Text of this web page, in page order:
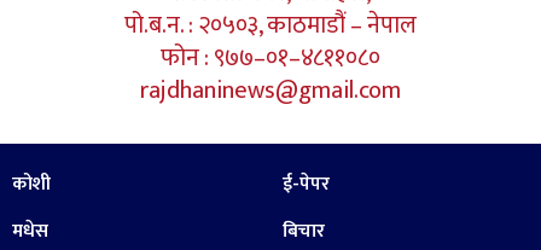
पो.ब.न. : २०५०३, काठमाडौं – नेपाल
फोन : ९७७–०१–४८११०८०
rajdhaninews@gmail.com
कोशी
मधेस
ई-पेपर
बिचार